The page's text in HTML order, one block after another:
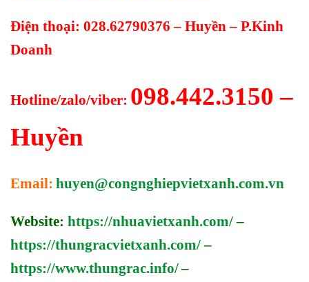
Điện thoại: 028.62790376 – Huyền – P.Kinh
Doanh
Hotline/zalo/viber: 098.442.3150 –
Huyền
Email: huyen@congnghiepvietxanh.com.vn
Website: https://nhuavietxanh.com/–
https://thungracvietxanh.com/–
https://www.thungrac.info/–